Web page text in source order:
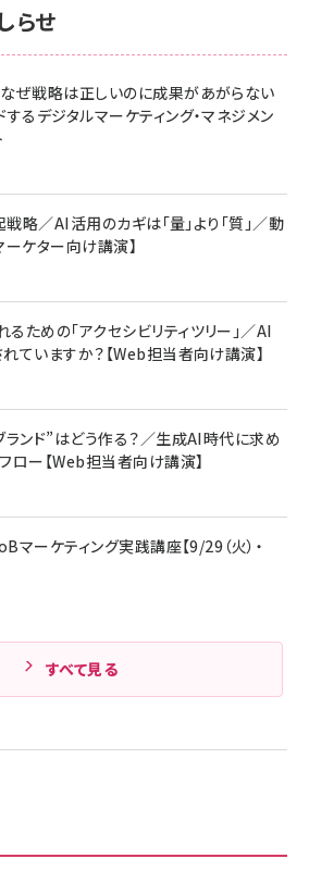
アンアン)2026/06/24号 No.2500増刊
ャルエディション[王道エンタメの矜持／
アンアン)2026/07/08号 No.2502[2026
資家が育休中に１億貯めた株式投資
成果を最大化する ルールのデザイン
ランキングをもっと見る
ガラスフィルム iPhone 17 用 保護フィ
イド枠付き いPhone17 (6.3インチ) 対応
ト DSP25F1698
ヤレスイヤホン/アクティブノイズキャンセリ
準適合】ブラック
ル Anker絡まないケーブル 240W 結束バン
き USB PD対応 シリコン素材採用 iPhone
/ 15 / Galaxy iPad Pro MacBook
各種対応 (1.8m ミッドナイトブラック)
eギフトカード - Amazonロゴ - クラ
PowerLine III Flow USB-C & USB-C
各種対応 (1.8m ミッドナイトブラック)
ロ 生ビール 黒ラベル 350ml 缶 24本 ビー
ス買い【6/30応募〆切! 黒ラベルビヤセラー
らせ
なぜ戦略は正しいのに成果があがらない
るデジタルマーケティング・マネジメン
略／AI活用のカギは「量」より「質」／動
ケター向け講演】
ための「アクセシビリティツリー」／AI
ていますか？【Web担当者向け講演】
ンド”はどう作る？／生成AI時代に求め
ロー【Web担当者向け講演】
ーケティング実践講座【9/29（火）・
すべて見る